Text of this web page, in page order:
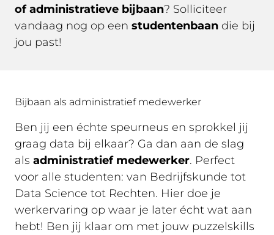
of administratieve bijbaan? Solliciteer
vandaag nog op een studentenbaan die bij
jou past!
Bijbaan als administratief medewerker
Ben jij een échte speurneus en sprokkel jij
graag data bij elkaar? Ga dan aan de slag
als administratief medewerker. Perfect
voor alle studenten: van Bedrijfskunde tot
Data Science tot Rechten. Hier doe je
werkervaring op waar je later écht wat aan
hebt! Ben jij klaar om met jouw puzzelskills